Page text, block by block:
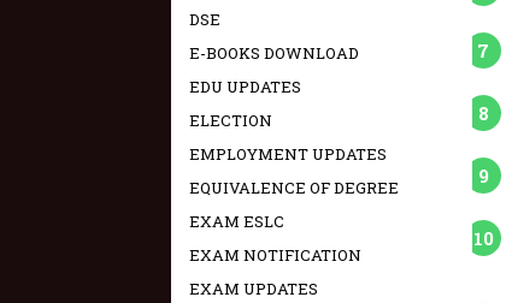
DSE
E-BOOKS DOWNLOAD
EDU UPDATES
ELECTION
EMPLOYMENT UPDATES
EQUIVALENCE OF DEGREE
EXAM ESLC
EXAM NOTIFICATION
EXAM UPDATES